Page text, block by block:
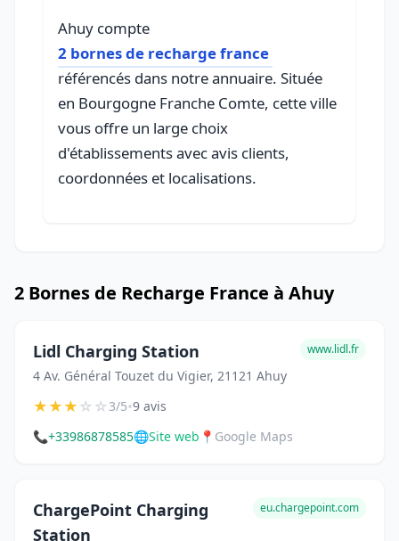
Ahuy compte
2 bornes de recharge france
référencés dans notre annuaire. Située
en Bourgogne Franche Comte, cette ville
vous offre un large choix
d'établissements avec avis clients,
coordonnées et localisations.
2 Bornes de Recharge France à Ahuy
Lidl Charging Station
4 Av. Général Touzet du Vigier, 21121 Ahuy
www.lidl.fr
★★★☆☆3/5•9 avis
📞+33986878585🌐Site web 📍 Google Maps
ChargePoint Charging
Station
eu.chargepoint.com